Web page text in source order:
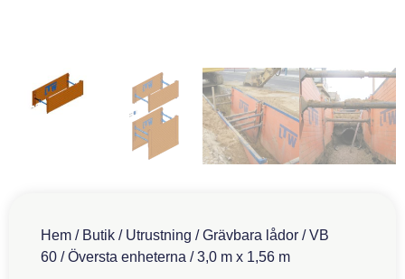
Hem / Butik / Utrustning /Grävbara lådor /VB
60 /Översta enheterna / 3,0 m x 1,56 m